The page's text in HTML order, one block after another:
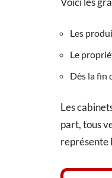
Les
Le
Dès la fin
Les
part, tous
représente